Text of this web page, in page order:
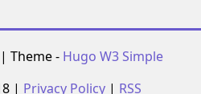
| Theme - Hugo W3 Simple
| Privacy Policy | RSS